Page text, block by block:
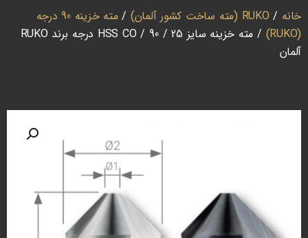
خانه / RUKO (مته ساخت کشور آلمان) /
مته خزینه 90 درجه
(RUKO)
/ مته خزینه سایز 25 / HSS CO / 90 درجه برند RUKO
آلمان